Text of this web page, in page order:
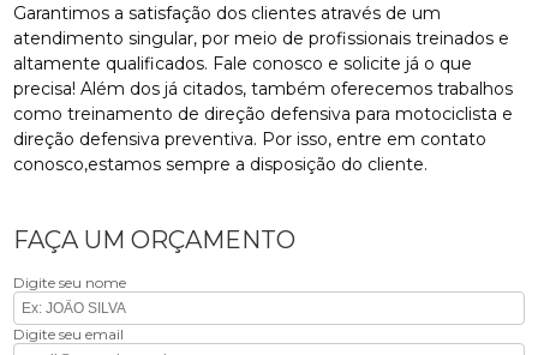
Garantimos a satisfação dos clientes através de um
atendimento singular, por meio de profissionais treinados e
altamente qualificados. Fale conosco e solicite já o que
precisa! Além dos já citados, também oferecemos trabalhos
como treinamento de direção defensiva para motociclista e
direção defensiva preventiva. Por isso, entre em contato
conosco,estamos sempre a disposição do cliente.
FAÇA UM ORÇAMENTO
Digite seu nome
Digite seu email